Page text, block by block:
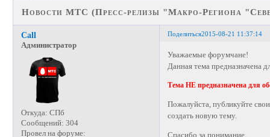
Новости МТС (Пресс-релизы "Макро-Региона
Поделиться2015-08-21 11:37:14
Call
Администратор
Откуда: СПб
Сообщений: 304
Провел на форуме:
Уважаемые форумчане!
Данная тема предназначена
Тема НЕ предназначена для
Пожалуйста, публикуйте
создать новую тему.
Спасибо за понимание.